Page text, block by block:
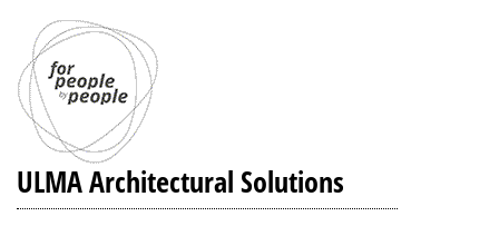
ULMA Architectural Solutions